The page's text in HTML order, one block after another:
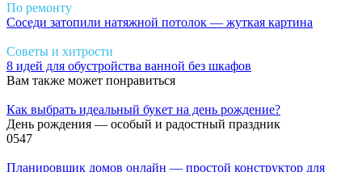
По ремонту
Соседи затопили натяжной потолок — жуткая картина
Советы и хитрости
8 идей для обустройства ванной без шкафов
Вам также может понравиться
Как выбрать идеальный букет на день рождение?
День рождения — особый и радостный праздник
0547
Планировщик домов онлайн — простой конструктор для